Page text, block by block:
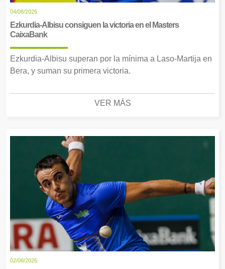
04/08/2026
Ezkurdia-Albisu consiguen la victoria en el Masters
CaixaBank
Ezkurdia-Albisu superan por la mínima a Laso-Martija en
Bera, y suman su primera victoria.
VER MÁS
02/08/2026